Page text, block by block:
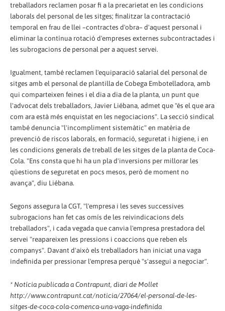
treballadors reclamen posar fi a la precarietat en les condicions
laborals del personal de les sitges; finalitzar la contractació
temporal en frau de llei –contractes d'obra– d'aquest personal i
eliminar la contínua rotació d'empreses externes subcontractades i
les subrogacions de personal per a aquest servei.
Igualment, també reclamen l'equiparació salarial del personal de
sitges amb el personal de plantilla de Cobega Embotelladora, amb
qui comparteixen feines i el dia a dia de la planta, un punt que
l'advocat dels treballadors, Javier Liébana, admet que "és el que ara
com ara està més enquistat en les negociacions". La secció sindical
també denuncia "l'incompliment sistemàtic" en matèria de
prevenció de riscos laborals, en formació, seguretat i higiene, i en
les condicions generals de treball de les sitges de la planta de Coca-
Cola. "Ens consta que hi ha un pla d'inversions per millorar les
qüestions de seguretat en pocs mesos, però de moment no
avança", diu Liébana.
Segons assegura la CGT, "l'empresa i les seves successives
subrogacions han fet cas omís de les reivindicacions dels
treballadors", i cada vegada que canvia l'empresa prestadora del
servei "reapareixen les pressions i coaccions que reben els
companys". Davant d'això els treballadors han iniciat una vaga
indefinida per pressionar l'empresa perquè "s'assegui a negociar".
* Notícia publicada a Contrapunt, diari de Mollet
http://www.contrapunt.cat/noticia/27064/el-personal-de-les-
sitges-de-coca-cola-comenca-una-vaga-indefinida